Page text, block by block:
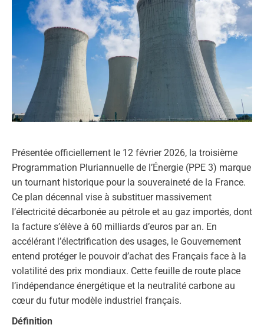
Présentée officiellement le 12 février 2026, la troisième
Programmation Pluriannuelle de l’Énergie (PPE 3) marque
un tournant historique pour la souveraineté de la France.
Ce plan décennal vise à substituer massivement
l’électricité décarbonée au pétrole et au gaz importés, dont
la facture s’élève à 60 milliards d’euros par an. En
accélérant l’électrification des usages, le Gouvernement
entend protéger le pouvoir d’achat des Français face à la
volatilité des prix mondiaux. Cette feuille de route place
l’indépendance énergétique et la neutralité carbone au
cœur du futur modèle industriel français.
Définition